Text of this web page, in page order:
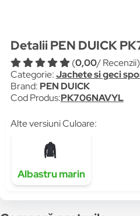
Detalii PEN DUICK
(0,00/ Recenzii)
Categorie:Jachete si geci
Brand: PEN DUICK
Cod Produs:PK706NAVYL
Alte versiuni Culoare:
Albastru marin